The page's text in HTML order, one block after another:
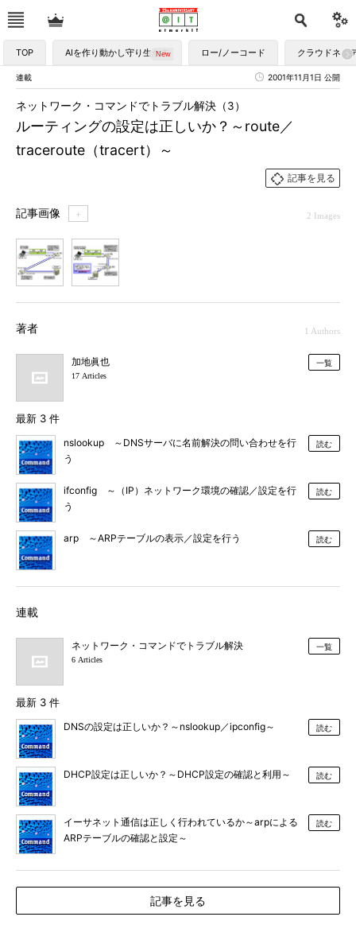
TOP AIを作り動かし守り生かす ロー/ノーコード クラウドネイ
連載 2001年11月1日 公開
ルーティングの設定は正しいか？～route／
traceroute（tracert）～
ネットワーク・コマンドでトラブル解決（3）
記事を見る
記事画像 ＋ 2 Images
著者 1 Authors
加地眞也
17 Articles
一覧
最新 3 件
nslookup ～DNSサーバに名前解決の問い合わせを行
う
読む
ifconfig ～（IP）ネットワーク環境の確認／設定を行
う
読む
arp ～ARPテーブルの表示／設定を行う 読む
連載
ネットワーク・コマンドでトラブル解決
6 Articles
一覧
最新 3 件
DNSの設定は正しいか？～nslookup／ipconfig～ 読む
DHCP設定は正しいか？～DHCP設定の確認と利用～ 読む
イーサネット通信は正しく行われているか～arpによる
ARPテーブルの確認と設定～
読む
記事を見る